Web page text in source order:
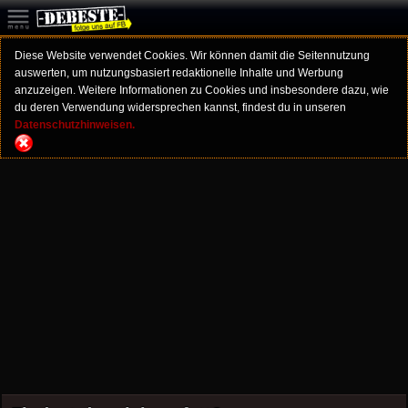
Diese Website verwendet Cookies. Wir können damit die Seitennutzung
auswerten, um nutzungsbasiert redaktionelle Inhalte und Werbung
anzuzeigen. Weitere Informationen zu Cookies und insbesondere dazu, wie
du deren Verwendung widersprechen kannst, findest du in unseren
Datenschutzhinweisen.